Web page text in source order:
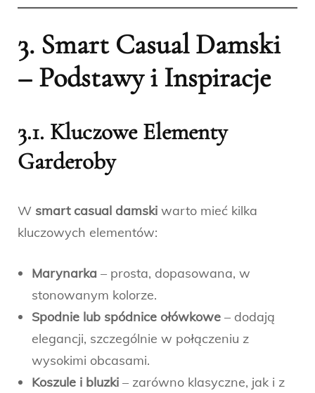
3. Smart Casual Damski
– Podstawy i Inspiracje
3.1. Kluczowe Elementy
Garderoby
W smart casual damski warto mieć kilka
kluczowych elementów:
Marynarka – prosta, dopasowana, w
stonowanym kolorze.
Spodnie lub spódnice ołówkowe – dodają
elegancji, szczególnie w połączeniu z
wysokimi obcasami.
Koszule i bluzki – zarówno klasyczne, jak i z